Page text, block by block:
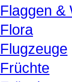
Flaggen &
Flora
Flugzeuge
Früchte